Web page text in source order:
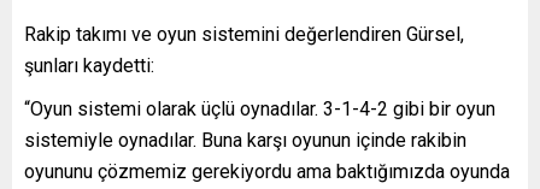
Rakip takımı ve oyun sistemini değerlendiren Gürsel,
şunları kaydetti:
“Oyun sistemi olarak üçlü oynadılar. 3-1-4-2 gibi bir oyun
sistemiyle oynadılar. Buna karşı oyunun içinde rakibin
oyununu çözmemiz gerekiyordu ama baktığımızda oyunda